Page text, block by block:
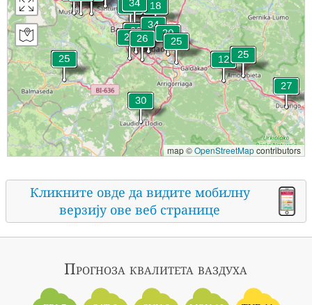
map ©OpenStreetMapcontributors
Кликните овде да видите мобилну
верзију ове веб странице
Прогноза квалитета ваздуха